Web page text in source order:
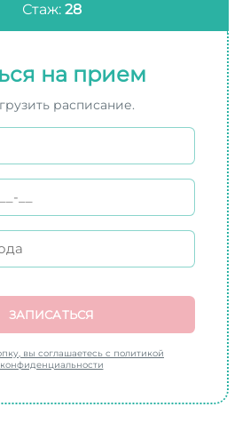
Стаж: 28
на прием
расписание.
ЗАПИСАТЬСЯ
вы соглашаетесь с политикой
конфиденциальности